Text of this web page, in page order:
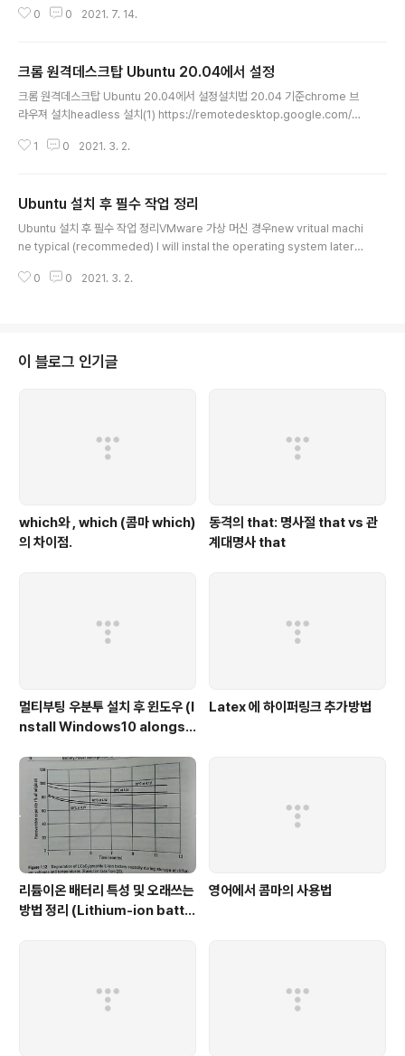
rmhf-full.img of=/dev/disk3 status=progress; sync sudo diskutil
ix.stackexchange.com/questions/31268..
0 0 2021. 7. 14.
크롬 원격데스크탑 Ubuntu 20.04에서 설정
크롬 원격데스크탑 Ubuntu 20.04에서 설정설치법 20.04 기준chrome 브
라우져 설치headless 설치(1) https://remotedesktop.google.com/he
해결sudo apt-get -f install다시 (1)번으로 돌아가서 명령어를 ubuntu ter
같이 성공적으로 화면이 나온다. Trobuleshooting (문제해결)연결시 검정화
면으로 아무것도 보이지 않을 때하위버전 ubuntu의 경우 desktop-enviro
n..
1 0 2021. 3. 2.
Ubuntu 설치 후 필수 작업 정리
Ubuntu 설치 후 필수 작업 정리VMware 가상 머신 경우new vritual machi
ne typical (recommeded) I will instal the operating system laterT
untu 16bit) 설정 하디드스크 설정, single disk 설정 불필요한 device들 제
esktop clipb..
0 0 2021. 3. 2.
이 블로그 인기글
which와 , which (콤마 which)
의 차이점.
동격의 that: 명사절 that vs 관
계대명사 that
멀티부팅 우분투 설치 후 윈도우 (I
nstall Windows10 alongsi
Latex 에 하이퍼링크 추가방법
리튬이온 배터리 특성 및 오래쓰는
방법 정리 (Lithium-ion batte
영어에서 콤마의 사용법